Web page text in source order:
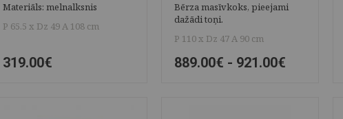
Materiāls: melnalksnis
P 65.5 x Dz 49 A 108 cm
319.00€
Bērza masīvkoks, pieejami
dažādi toņi.
P 110 x Dz 47 A 90 cm
889.00€ - 921.00€